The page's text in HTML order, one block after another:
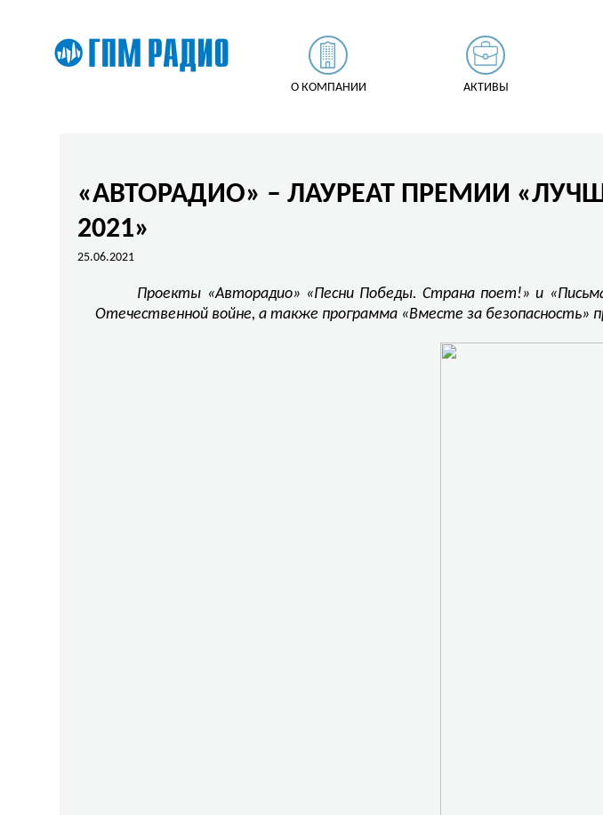
О КОМПАНИИ АКТИВЫ
«АВТОРАДИО» – ЛАУРЕАТ ПРЕМИИ
2021»
25.06.2021
Проекты «Авторадио» «Песни Победы. Страна поет!» и
Отечественной войне, а также программа «Вместе за безопасность»